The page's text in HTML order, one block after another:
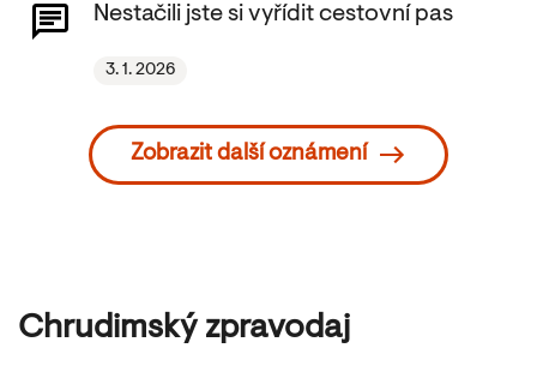
Nestačili jste si vyřídit cestovní pas
3. 1. 2026
Zobrazit další oznámení
Chrudimský zpravodaj